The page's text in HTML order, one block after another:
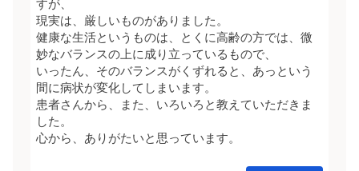
すが、
現実は、厳しいものがありました。
健康な生活というものは、とくに高齢の方では、微
妙なバランスの上に成り立っているもので、
いったん、そのバランスがくずれると、あっという
間に病状が変化してしまいます。
患者さんから、また、いろいろと教えていただきま
した。
心から、ありがたいと思っています。